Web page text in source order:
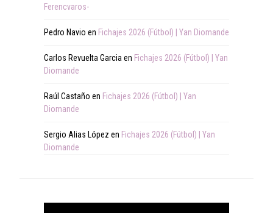
Ferencvaros-
Pedro Navio en Fichajes 2026 (Fútbol) | Yan Diomande
Carlos Revuelta Garcia en Fichajes 2026 (Fútbol) | Yan
Diomande
Raúl Castaño en Fichajes 2026 (Fútbol) | Yan
Diomande
Sergio Alias López en Fichajes 2026 (Fútbol) | Yan
Diomande